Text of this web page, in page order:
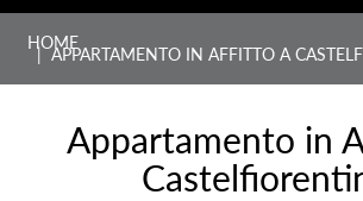
HOME
| APPARTAMENTO IN AFFITTO A
Appartamento in